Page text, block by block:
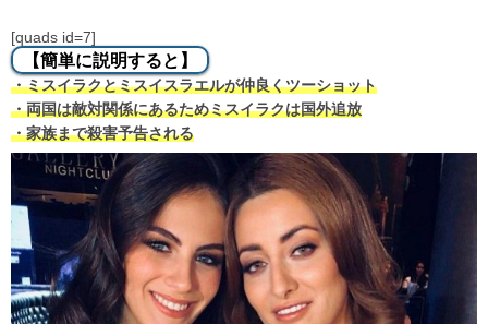
[quads id=7]
【簡単に説明すると】
・ミスイラクとミスイスラエルが仲良くツーショット
・両国は敵対関係にあるためミスイラクは国外追放
・家族まで殺害予告される